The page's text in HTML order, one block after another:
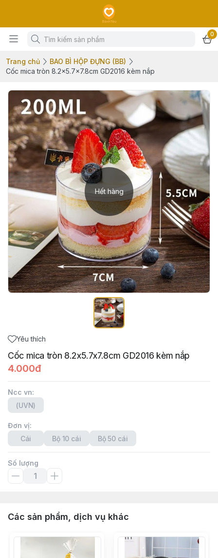
0
Trang chủ
BAO BÌ HỘP ĐỰNG (BB)
Cốc mica tròn 8.2x5.7x7.8cm GD2016 kèm nắp
Hết hàng
Yêu thích
Cốc mica tròn 8.2x5.7x7.8cm GD2016 kèm nắp
4.000đ
Ncc vn:
(UVN)
Đơn vị:
Cái
Bộ 10 cái Bộ 50 cái
Số lượng
Các sản phẩm, dịch vụ khác